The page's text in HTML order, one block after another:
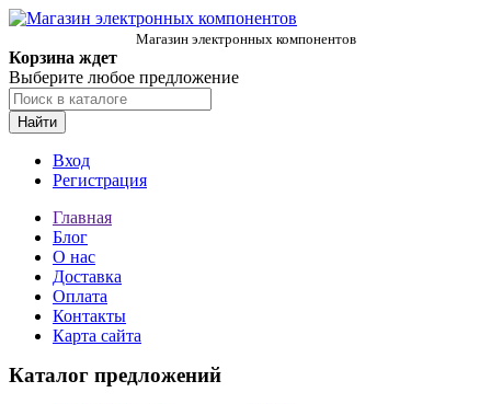
Магазин электронных компонентов
Корзина ждет
Выберите любое предложение
Найти
Вход
Регистрация
Главная
Блог
О нас
Доставка
Оплата
Контакты
Карта сайта
Каталог предложений